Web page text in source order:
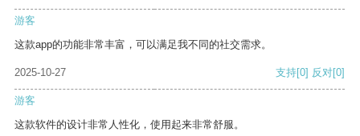
游客
这款app的功能非常丰富，可以满足我不同的社交需求。
2025-10-27 支持[0] 反对[0]
游客
这款软件的设计非常人性化，使用起来非常舒服。